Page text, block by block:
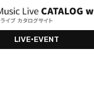
LIVE•EVENT